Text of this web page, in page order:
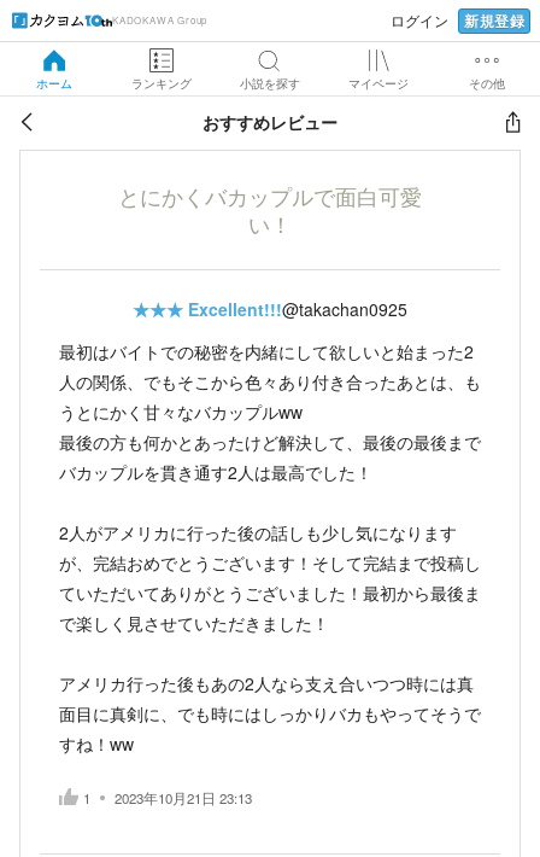
KADOKAWA Group ログイン 新規登録
ホーム ランキング 小説を探す マイページ その他
おすすめレビュー
とにかくバカップルで面白可愛
い！
★★★ Excellent!!!@takachan0925
最初はバイトでの秘密を内緒にして欲しいと始まった2
人の関係、でもそこから色々あり付き合ったあとは、も
うとにかく甘々なバカップルww
最後の方も何かとあったけど解決して、最後の最後まで
バカップルを貫き通す2人は最高でした！
2人がアメリカに行った後の話しも少し気になります
が、完結おめでとうございます！そして完結まで投稿し
ていただいてありがとうございました！最初から最後ま
で楽しく見させていただきました！
アメリカ行った後もあの2人なら支え合いつつ時には真
面目に真剣に、でも時にはしっかりバカもやってそうで
すね！ww
1 2023年10月21日 23:13